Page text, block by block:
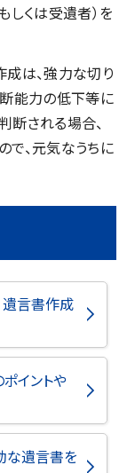
しくは受遺者）を
成は、強力な切り
断能力の低下等に
断される場合、
で、元気なうちに
遺言書作成
イントや
な遺言書を